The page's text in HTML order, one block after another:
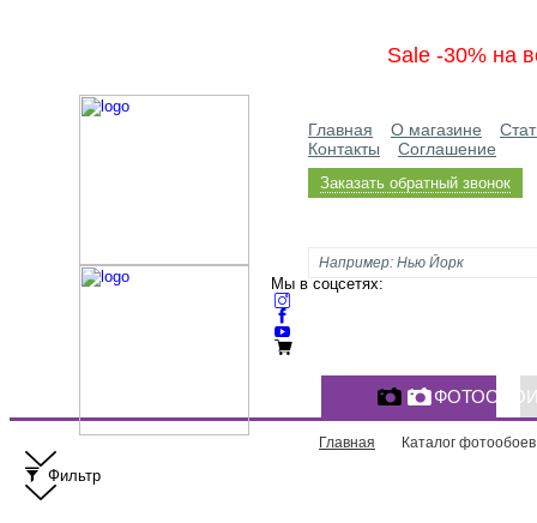
Sale -30% на
Главная О магазине
Контакты
Соглашение
Заказать обратный звонок
Мы в соцсетях:
Главная Каталог фотообоев
Фильтр